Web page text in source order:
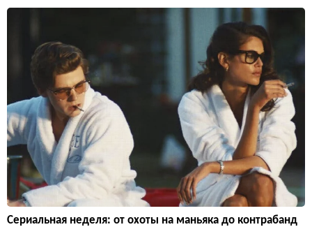
Сериальная неделя: от охоты на маньяка до контрабанд